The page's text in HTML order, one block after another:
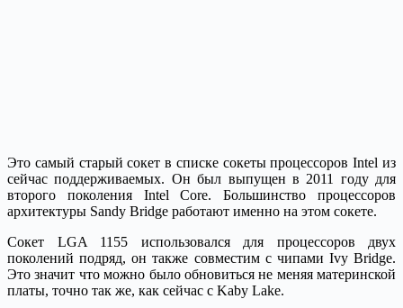
Это самый старый сокет в списке сокеты процессоров Intel из
сейчас поддерживаемых. Он был выпущен в 2011 году для
второго поколения Intel Core. Большинство процессоров
архитектуры Sandy Bridge работают именно на этом сокете.
Сокет LGA 1155 использовался для процессоров двух
поколений подряд, он также совместим с чипами Ivy Bridge.
Это значит что можно было обновиться не меняя материнской
платы, точно так же, как сейчас с Kaby Lake.